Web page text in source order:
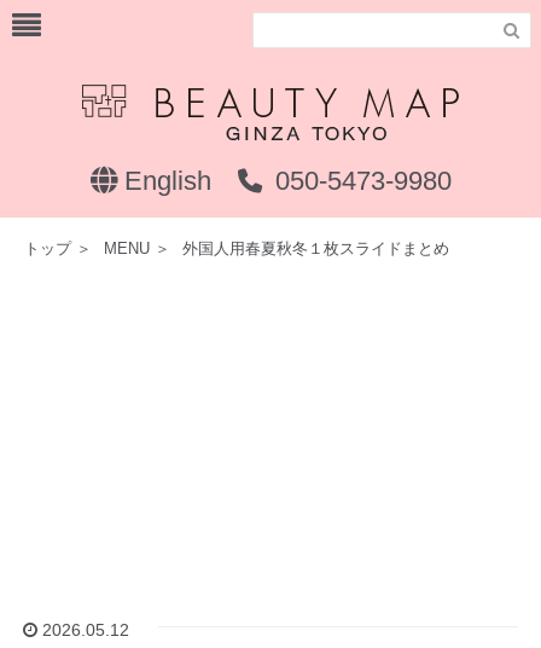

English 050-5473-9980
トップ＞ MENU ＞ 外国人用春夏秋冬１枚スライドまとめ
2026.05.12